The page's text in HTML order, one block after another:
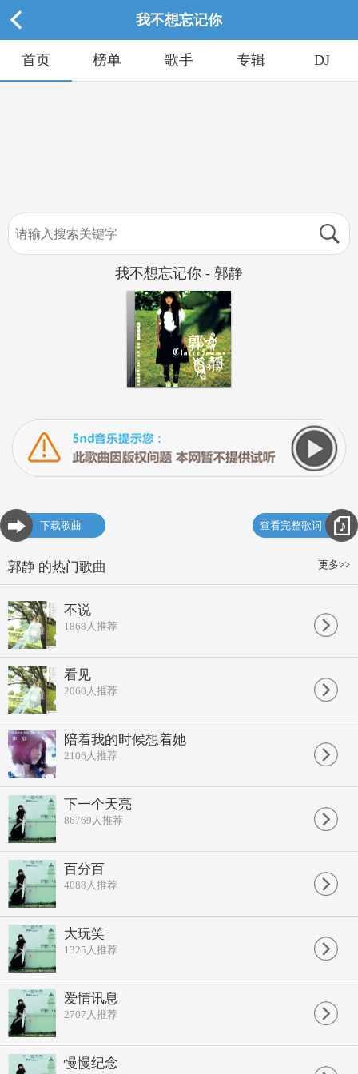
我不想忘记你
首页 榜单 歌手 专辑 DJ
我不想忘记你 - 郭静
下载歌曲 查看完整歌词
更多>>
郭静 的热门歌曲
不说
1868 人推荐
看见
2060 人推荐
陪着我的时候想着她
2106 人推荐
下一个天亮
86769 人推荐
百分百
4088 人推荐
大玩笑
1325 人推荐
爱情讯息
2707 人推荐
慢慢纪念